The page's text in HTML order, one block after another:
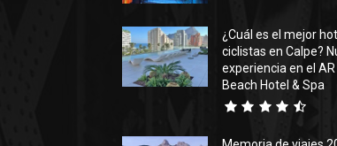
¿Cuál es el mejor
ciclistas en Calpe?
experiencia en el
Beach Hotel & Spa